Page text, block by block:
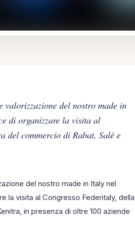
del nostro made in
di organizzare la visita al
del commercio di Rabat, Salè e
del nostro made in Italy nel
la visita al Congresso Federitaly, della
in presenza di oltre 100 aziende